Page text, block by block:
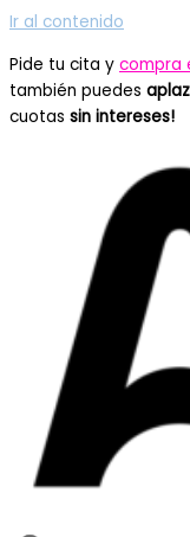
Ir al contenido
Pide tu cita y compra
también puedes
cuotas sin intereses!